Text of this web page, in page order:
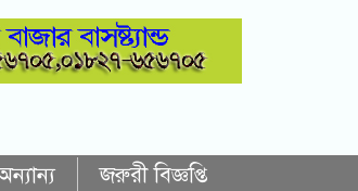
জরুরী বিজ্ঞপ্তি